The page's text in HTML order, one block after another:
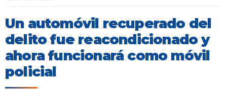
Un automóvil recuperado del
delito fue reacondicionado y
ahora funcionará como móvil
policial